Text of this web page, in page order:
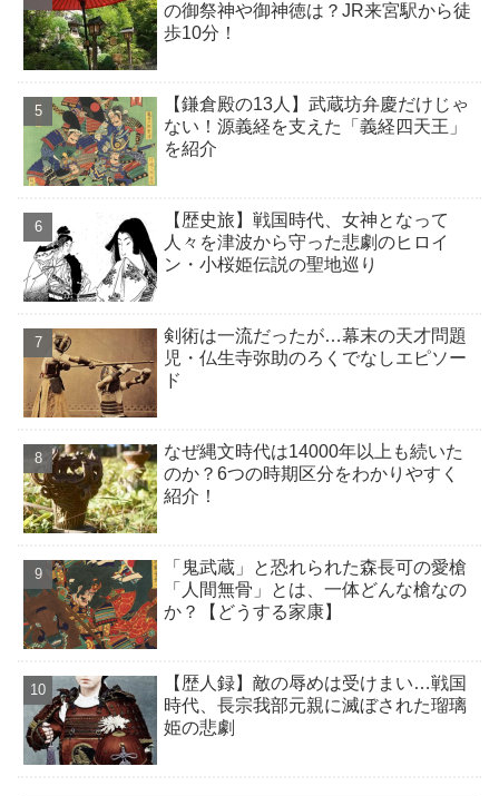
の御祭神や御神徳は？JR来宮駅から徒
歩10分！
【鎌倉殿の13人】武蔵坊弁慶だけじゃ
ない！源義経を支えた「義経四天王」
を紹介
【歴史旅】戦国時代、女神となって
人々を津波から守った悲劇のヒロイ
ン・小桜姫伝説の聖地巡り
剣術は一流だったが…幕末の天才問題
児・仏生寺弥助のろくでなしエピソー
ド
なぜ縄文時代は14000年以上も続いた
のか？6つの時期区分をわかりやすく
紹介！
「鬼武蔵」と恐れられた森長可の愛槍
「人間無骨」とは、一体どんな槍なの
か？【どうする家康】
【歴人録】敵の辱めは受けまい…戦国
時代、長宗我部元親に滅ぼされた瑠璃
姫の悲劇